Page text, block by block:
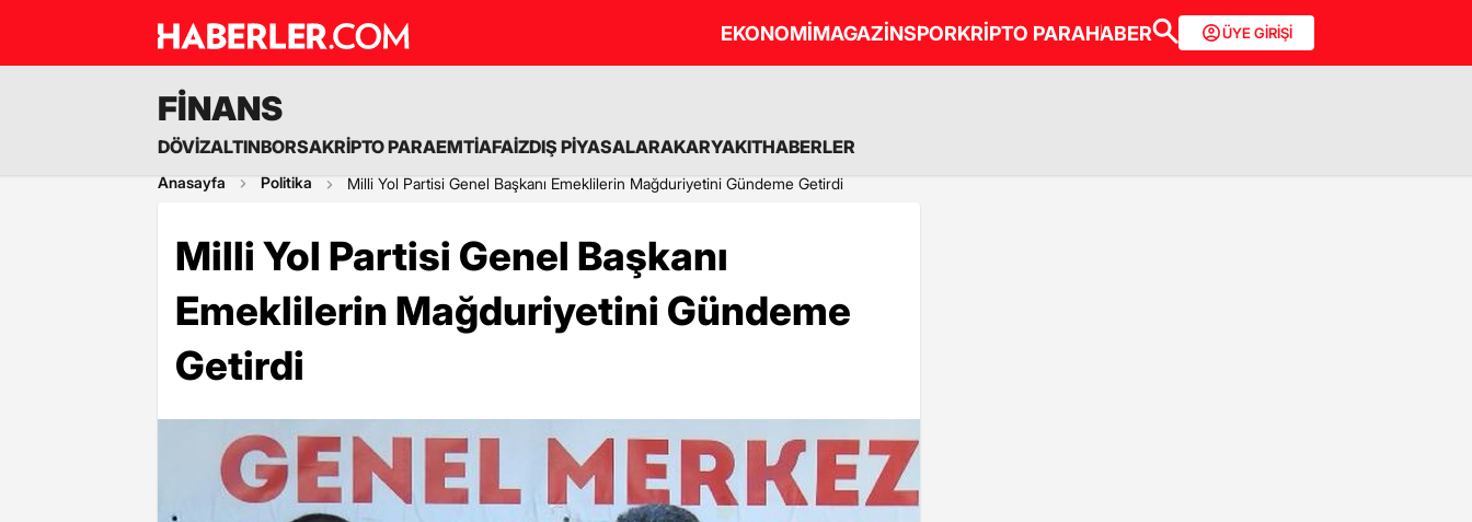
EKONOMİMAGAZİNSPORKRİPTO PARAHABER ÜYE GİRİŞİ
FİNANS
DÖVİZALTINBORSAKRİPTO PARAEMTİAFAİZDIŞ PİYASALARAKARYAKITHABERLER
Anasayfa Politika Milli Yol Partisi Genel Başkanı Emeklilerin Mağduriyetini Gündeme Getirdi
Milli Yol Partisi Genel Başkanı
Emeklilerin Mağduriyetini Gündeme
Getirdi